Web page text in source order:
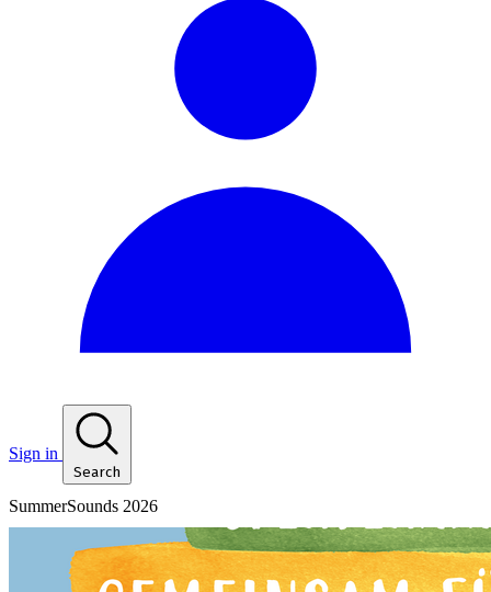
Sign in
Search
SummerSounds 2026